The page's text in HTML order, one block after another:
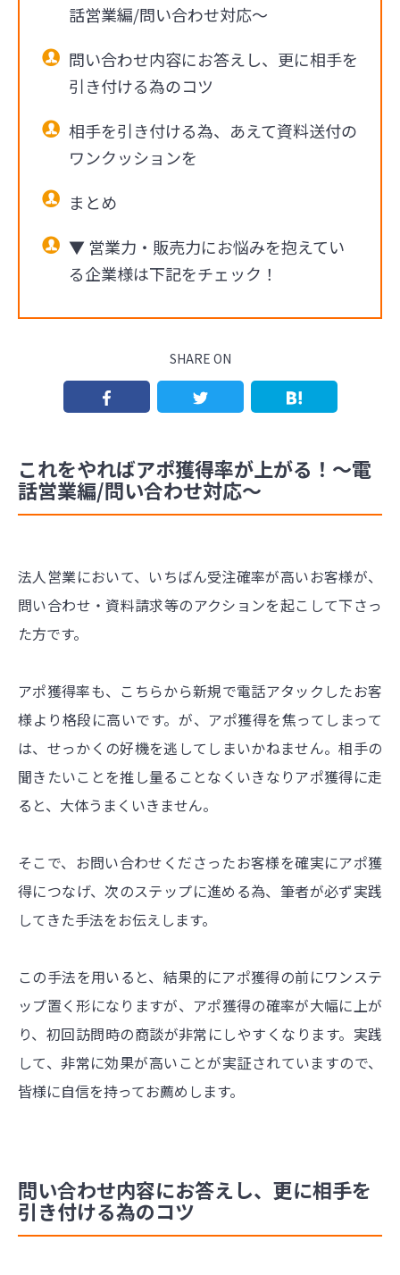
話営業編/問い合わせ対応〜
問い合わせ内容にお答えし、更に相手を
引き付ける為のコツ
相手を引き付ける為、あえて資料送付の
ワンクッションを
まとめ
▼ 営業力・販売力にお悩みを抱えてい
る企業様は下記をチェック！
SHARE ON
これをやればアポ獲得率が上がる！～電
話営業編/問い合わせ対応〜
法人営業において、いちばん受注確率が高いお客様が、
問い合わせ・資料請求等のアクションを起こして下さっ
た方です。
アポ獲得率も、こちらから新規で電話アタックしたお客
様より格段に高いです。が、アポ獲得を焦ってしまって
は、せっかくの好機を逃してしまいかねません。相手の
聞きたいことを推し量ることなくいきなりアポ獲得に走
ると、大体うまくいきません。
そこで、お問い合わせくださったお客様を確実にアポ獲
得につなげ、次のステップに進める為、筆者が必ず実践
してきた手法をお伝えします。
この手法を用いると、結果的にアポ獲得の前にワンステ
ップ置く形になりますが、アポ獲得の確率が大幅に上が
り、初回訪問時の商談が非常にしやすくなります。実践
して、非常に効果が高いことが実証されていますので、
皆様に自信を持ってお薦めします。
問い合わせ内容にお答えし、更に相手を
引き付ける為のコツ